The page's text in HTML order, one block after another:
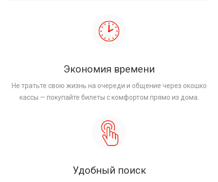
Экономия времени
Не тратьте свою жизнь на очереди и общение через окошко
кассы — покупайте билеты с комфортом прямо из дома.
Удобный поиск